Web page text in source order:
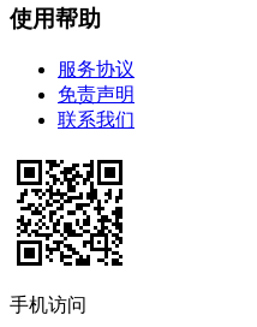
使用帮助
服务协议
免责声明
联系我们
手机访问